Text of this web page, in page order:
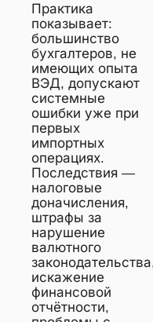
Практика
показывает:
большинство
бухгалтеров, не
имеющих опыта
ВЭД, допускают
системные
ошибки уже при
первых
импортных
операциях.
Последствия —
налоговые
доначисления,
штрафы за
нарушение
валютного
искажение
финансовой
отчётности,